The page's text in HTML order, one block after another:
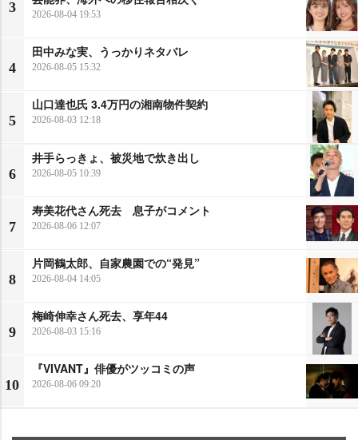
3 2026-08-04 19:53
4
田中みな実、うっかりネタバレ
2026-08-05 15:32
5
山口達也氏 3.4万円の湘南物件契約
2026-08-03 12:18
6
井手らっきょ、被災地で炊き出し
2026-08-05 10:39
7
寿美花代さん死去 息子がコメント
2026-08-06 12:07
8
片岡鶴太郎、自家農園での“発見”
2026-08-04 14:05
9
梅崎伸幸さん死去、享年44
2026-08-03 15:16
10
『VIVANT』俳優がツッコミの声
2026-08-06 09:20